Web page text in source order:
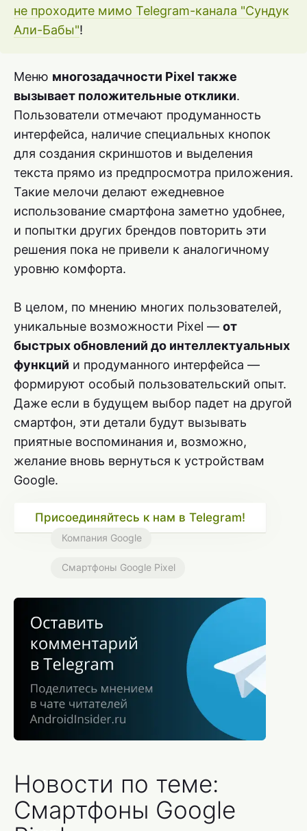
не проходите мимо Telegram-канала "Сундук
Али-Бабы"!
Меню многозадачности Pixel также
вызывает положительные отклики.
Пользователи отмечают продуманность
интерфейса, наличие специальных кнопок
для создания скриншотов и выделения
текста прямо из предпросмотра приложения.
Такие мелочи делают ежедневное
использование смартфона заметно удобнее,
и попытки других брендов повторить эти
решения пока не привели к аналогичному
уровню комфорта.
В целом, по мнению многих пользователей,
уникальные возможности Pixel — от
быстрых обновлений до интеллектуальных
функций и продуманного интерфейса —
формируют особый пользовательский опыт.
Даже если в будущем выбор падет на другой
смартфон, эти детали будут вызывать
приятные воспоминания и, возможно,
желание вновь вернуться к устройствам
Google.
Присоединяйтесь к нам в Telegram!
Компания Google
Смартфоны Google Pixel
Новости по теме:
Смартфоны Google